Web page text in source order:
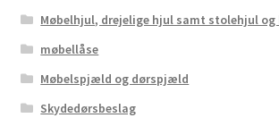
Møbelhjul, drejelige hjul samt stolehjul
møbellåse
Møbelspjæld og dørspjæld
Skydedørsbeslag